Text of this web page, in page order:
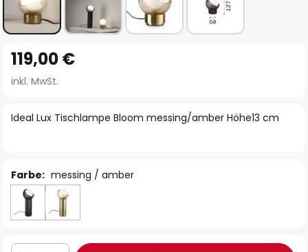
Anfang
der
springen
Ideal Lux Tischlampe Bloom messing/amber Höhe13 cm
119,00 €
inkl. MwSt.
Farbe: messing / amber